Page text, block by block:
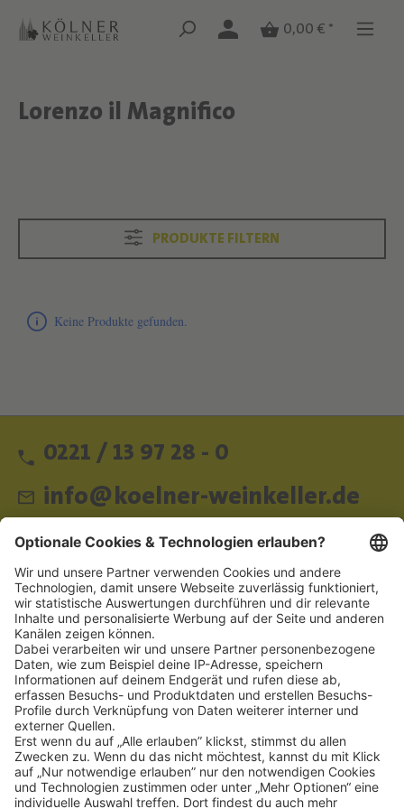
Zum Hauptinhalt springen
Zum Hauptinhalt springen
0,00 € *
Text überspringen
Lorenzo il Magnifico
Text überspringen
PRODUKTE FILTERN
Keine Produkte gefunden.
0221 / 13 97 28 - 0
info@koelner-weinkeller.de
Schnellzugriff
ZAHLUNGSMETHODEN
SOCIAL
NEWSLETTER
BESUCHEN SIE UNS